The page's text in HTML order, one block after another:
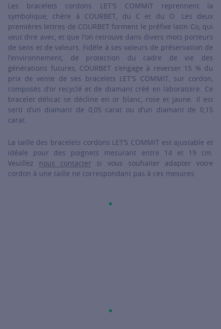
Les bracelets cordons LET'S COMMIT reprennent la
symbolique, chère à COURBET, du C et du O. Les deux
premières lettres de COURBET forment le préfixe latin Co, qui
veut dire avec, et que l’on retrouve dans divers mots porteurs
de sens et de valeurs. Fidèle à ses valeurs de préservation de
l’environnement, de protection du cadre de vie des
générations futures, COURBET s’engage à reverser 15 % du
prix de vente de ses bracelets LET'S COMMIT, sur cordon,
composés d’or recyclé et de diamant créé en laboratoire. Ce
bracelet délicat se décline en or blanc, rose et jaune. Il est
serti d’un diamant de 0,05 carat ou d’un diamant de 0,15
carat.
La taille des bracelets cordons LET’S COMMIT est ajustable et
idéale pour des poignets mesurant entre 14 et 19 cm.
Veuillez nous contacter si vous souhaiter adapter votre
cordon à une taille ne correspondant pas à ces mesures.